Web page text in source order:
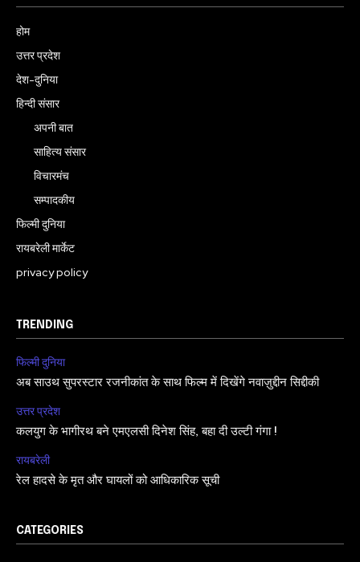
होम
उत्तर प्रदेश
देश-दुनिया
हिन्दी संसार
अपनी बात
साहित्य संसार
विचारमंच
सम्पादकीय
फिल्मी दुनिया
रायबरेली मार्केट
privacy policy
TRENDING
फिल्मी दुनिया
अब साउथ सुपरस्टार रजनीकांत के साथ फिल्म में दिखेंगे नवाज़ुद्दीन सिद्दीकी
उत्तर प्रदेश
कलयुग के भागीरथ बने एमएलसी दिनेश सिंह, बहा दी उल्टी गंगा !
रायबरेली
रेल हादसे के मृत और घायलों को आधिकारिक सूची
CATEGORIES